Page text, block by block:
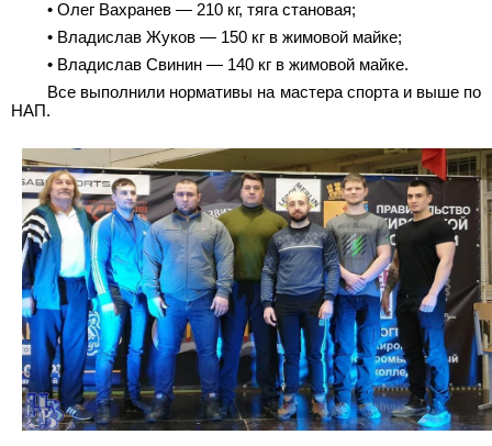
• Олег Вахранев — 210 кг, тяга становая;
• Владислав Жуков — 150 кг в жимовой майке;
• Владислав Свинин — 140 кг в жимовой майке.
Все выполнили нормативы на мастера спорта и выше по
НАП.